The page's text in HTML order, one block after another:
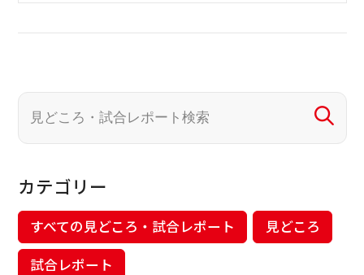
カテゴリー
すべての見どころ・試合レポート
見どころ
試合レポート